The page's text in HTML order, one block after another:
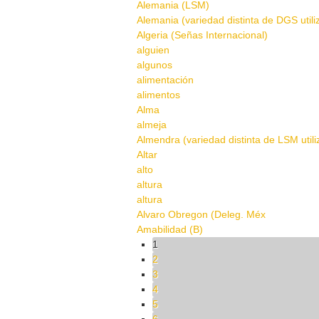
Alemania (LSM)
Alemania (variedad distinta de DGS
Algeria (Señas Internacional)
alguien
algunos
alimentación
alimentos
Alma
almeja
Almendra (variedad distinta de LSM
Altar
alto
altura
altura
Alvaro Obregon (Deleg. Méx
Amabilidad (B)
Pages
1
2
3
4
5